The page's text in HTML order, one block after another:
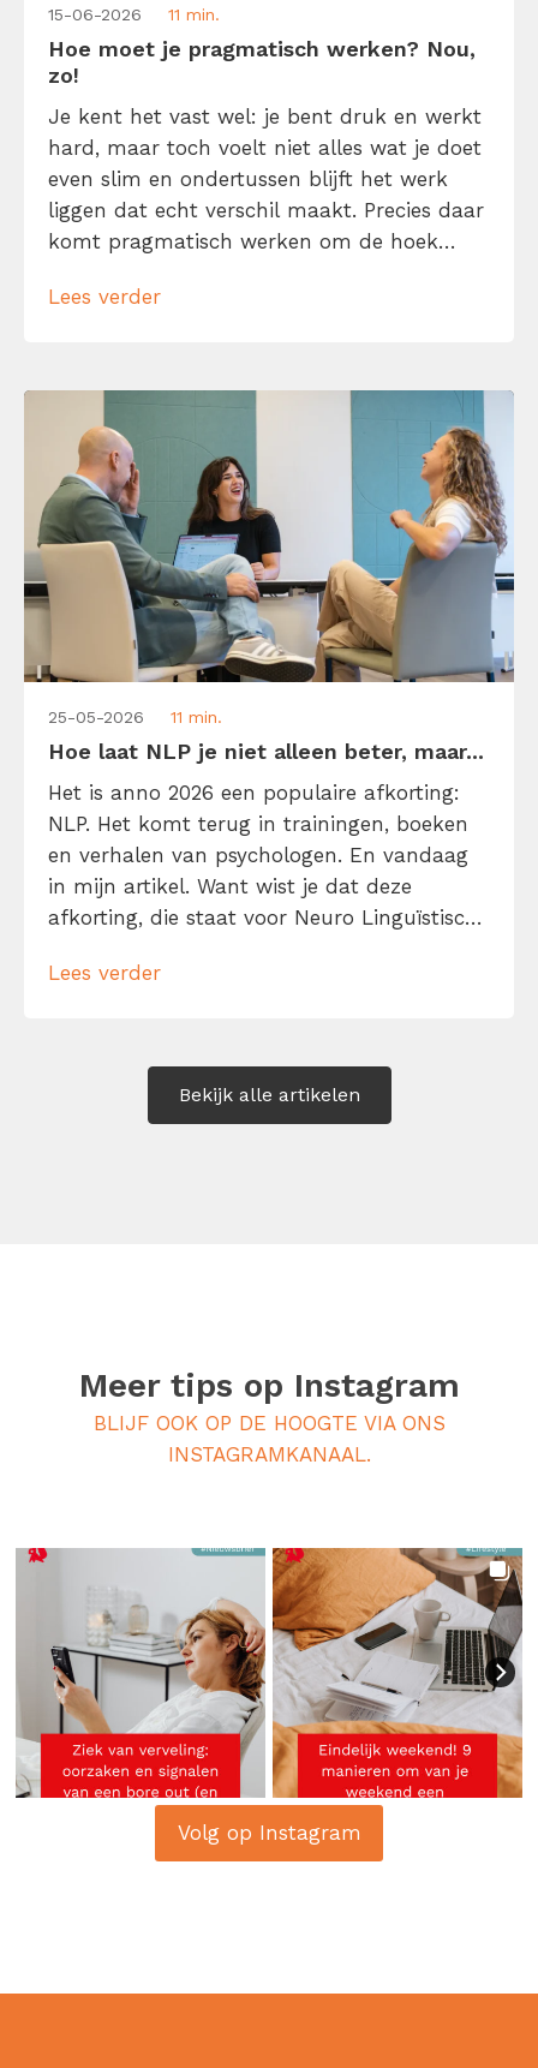
15-06-2026 11 min.
Hoe moet je pragmatisch werken? Nou,
zo!
Je kent het vast wel: je bent druk en werkt
hard, maar toch voelt niet alles wat je doet
even slim en ondertussen blijft het werk
liggen dat echt verschil maakt. Precies daar
komt pragmatisch werken om de hoek
dat je zo snel mogelijk van a naar b wilt en
Lees verder
25-05-2026 11 min.
Hoe laat NLP je niet alleen beter, maar...
Het is anno 2026 een populaire afkorting:
NLP. Het komt terug in trainingen, boeken
en verhalen van psychologen. En vandaag
in mijn artikel. Want wist je dat deze
afkorting, die staat voor Neuro Linguïstisch
belang kan zijn? NLP belooft namelijk je
Lees verder
Bekijk alle artikelen
Meer tips op Instagram
BLIJF OOK OP DE HOOGTE VIA ONS
INSTAGRAMKANAAL.
Volg op Instagram